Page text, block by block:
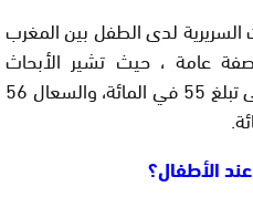
لدى الطفل بين المغرب
عامة ، حيث تشير الأبحاث
الأمريكية أيضا إلى أن نسبة الحمى تبلغ 55 في المائة، والسعال 56
الأطفال؟